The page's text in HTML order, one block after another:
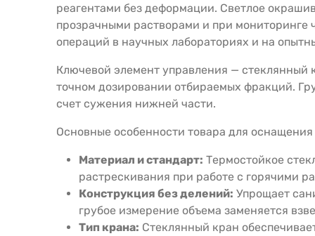
реагентами без деформации. Светлое
прозрачными растворами и при мониторинге
операций в научных лабораториях и на
Ключевой элемент управления — стеклянный
точном дозировании отбираемых фракций.
счет сужения нижней части.
Основные особенности товара для
Материал и стандарт: Термостойкое
растрескивания при работе с горячими
Конструкция без делений: Упрощает
грубое измерение объема заменяется
Тип крана: Стеклянный кран